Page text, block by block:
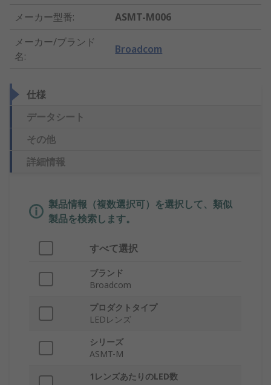
メーカー型番:
ASMT-M006
メーカー/ブランド
名:
Broadcom
仕様
データシート
その他
詳細情報
製品情報（複数選択可）を選択して、類似
製品を検索します。
すべて選択
ブランド
Broadcom
プロダクトタイプ
LEDレンズ
シリーズ
ASMT-M
1レンズあたりのLED数